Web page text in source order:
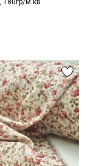
утолщенной
единичные
кромки на
при выравнивании
и подтянуть ткань
заказе.